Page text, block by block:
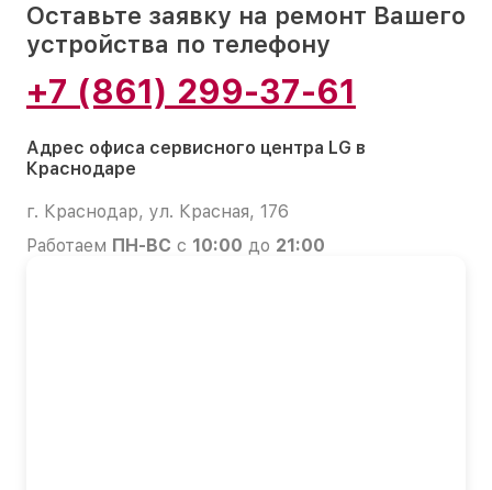
Оставьте заявку на ремонт Вашего
устройства по телефону
+7 (861) 299-37-61
Адрес офиса сервисного центра LG в
Краснодаре
г. Краснодар, ул. Красная, 176
Работаем ПН-ВС с 10:00 до 21:00